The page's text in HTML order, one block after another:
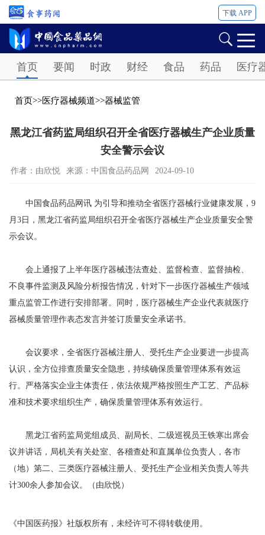
下载 APP
首页 要闻 时政 财经 食品 药品 医疗
首页>>医疗器械频道>>器械监管
黑龙江省药监局组织召开全省医疗器械生产企业质量
安全警示会议
作者：由欣悦 来源：中国食品药品网 2024-09-10
中国食品药品网讯 为引导和推动全省医疗器械行业健康发展，9
月3日，黑龙江省药监局组织召开全省医疗器械生产企业质量安全警
示会议。
会上通报了上半年医疗器械违法查处、监督检查、监督抽检、
不良事件监测及风险分析报告情况，针对下一步医疗器械生产领域
重点监管工作进行安排部署。同时，医疗器械生产企业代表就医疗
器械质量管理作表态发言并签订质量安全承诺书。
会议要求，全省医疗器械注册人、受托生产企业要进一步提高
认识，全方位排查质量安全隐患，持续确保质量管理体系有效运
行。严格落实企业主体责任，依法依规严格按照生产工艺、产品标
准和技术要求组织生产，确保质量管理体系有效运行。
黑龙江省药监局党组成员、副局长、二级巡视员王铁寒出席会
议并讲话，局机关有关处室、各稽查处和直属单位负责人，各市
（地）第二、三类医疗器械注册人、受托生产企业相关负责人等共
计300余人参加会议。（由欣悦）
《中国医药报》社版权所有，未经许可不得转载使用。